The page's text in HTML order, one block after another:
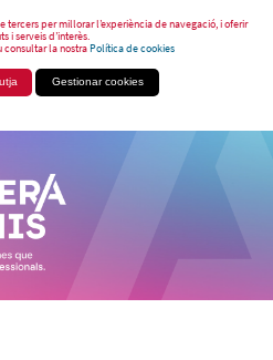
per millorar l’experiència de navegació, i oferir
i serveis d’interès.
consultar la nostraPolítica de cookies
Gestionar cookies